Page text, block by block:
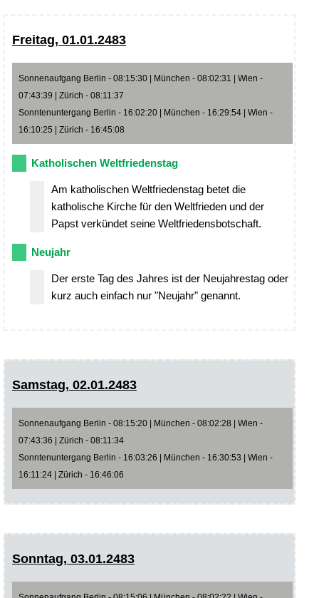
Freitag, 01.01.2483
Sonnenaufgang Berlin - 08:15:30 | München - 08:02:31 | Wien -
07:43:39 | Zürich - 08:11:37
Sonntenuntergang Berlin - 16:02:20 | München - 16:29:54 | Wien -
16:10:25 | Zürich - 16:45:08
Katholischen Weltfriedenstag
Am katholischen Weltfriedenstag betet die
katholische Kirche für den Weltfrieden und der
Papst verkündet seine Weltfriedensbotschaft.
Neujahr
Der erste Tag des Jahres ist der Neujahrestag oder
kurz auch einfach nur "Neujahr" genannt.
Samstag, 02.01.2483
Sonnenaufgang Berlin - 08:15:20 | München - 08:02:28 | Wien -
07:43:36 | Zürich - 08:11:34
Sonntenuntergang Berlin - 16:03:26 | München - 16:30:53 | Wien -
16:11:24 | Zürich - 16:46:06
Sonntag, 03.01.2483